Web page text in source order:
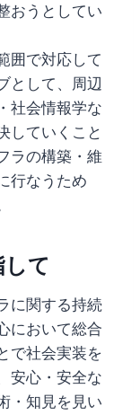
おうとしてい
囲で対応して
として、周辺
社会情報学な
していくこと
ラの構築・維
行なうため
て
に関する持続
において総合
で社会実装を
安心・安全な
・知見を見い